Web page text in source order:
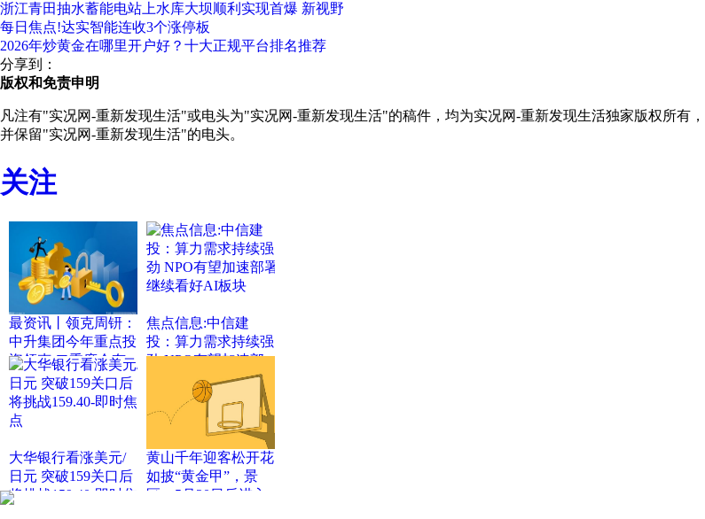
浙江青田抽水蓄能电站上水库大坝顺利实现首爆 新视野
每日焦点!达实智能连收3个涨停板
2026年炒黄金在哪里开户好？十大正规平台排名推荐
分享到：
版权和免责申明
凡注有"实况网-重新发现生活"或电头为"实况网-重新发现生活"的稿件，均为实况网-重新发现生活独家版权所有
并保留"实况网-重新发现生活"的电头。
关注
最资讯丨领克周钘：
中升集团今年重点投
资领克 二季度会有
20多家领克新店开业
焦点信息:中信建
投：算力需求持续强
劲 NPO有望加速部
署 继续看好AI板块
大华银行看涨美元/
日元 突破159关口后
将挑战159.40-即时焦
黄山千年迎客松开花
如披“黄金甲”，景
区：5月20日后进入